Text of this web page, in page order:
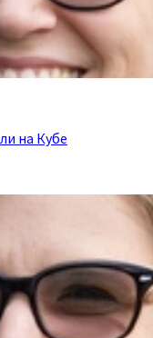
на Кубе